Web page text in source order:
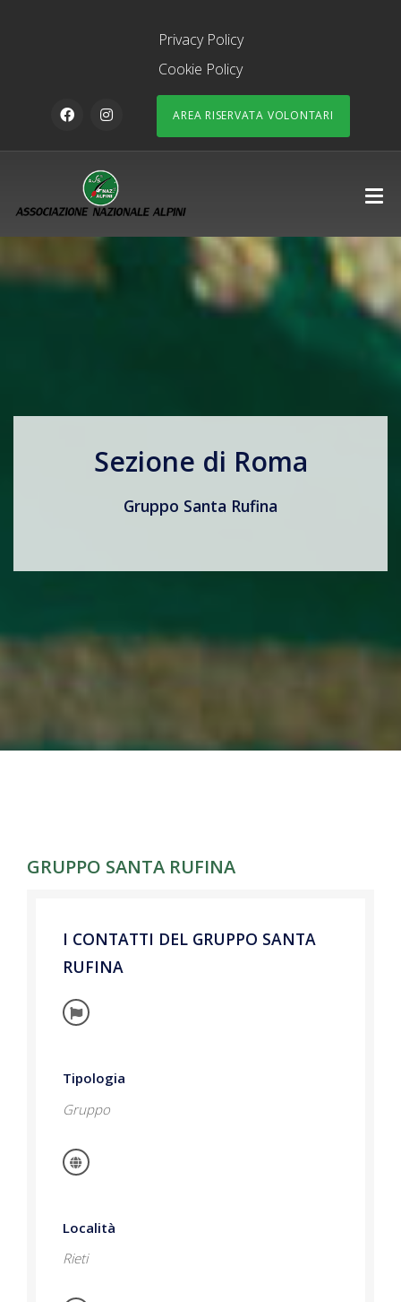
Privacy Policy
Cookie Policy
AREA RISERVATA VOLONTARI
Sezione di Roma
Gruppo Santa Rufina
GRUPPO SANTA RUFINA
I CONTATTI DEL GRUPPO SANTA
RUFINA
Tipologia
Gruppo
Località
Rieti